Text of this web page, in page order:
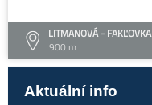
LITMANOVÁ - FAKĽOVKA
900 m
Aktuální info